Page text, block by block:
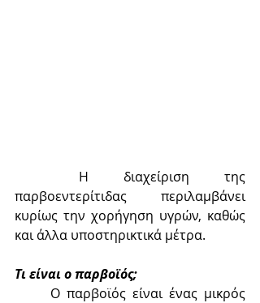
παρβοεντερίτιδας περιλαμβάνει
κυρίως την χορήγηση υγρών, καθώς
και άλλα υποστηρικτικά μέτρα.
Τι είναι ο παρβοϊός;